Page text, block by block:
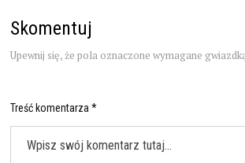
Skomentuj
Upewnij się, że pola oznaczone wymagane
Treść komentarza *